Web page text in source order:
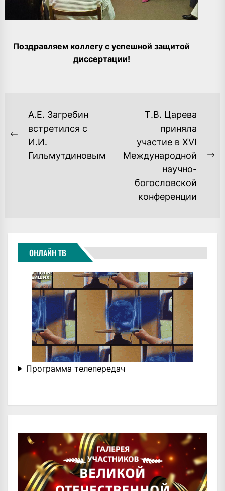
Поздравляем коллегу с успешной защитой
диссертации!
НАВИГАЦИЯ
ПО
ЗАПИСЯМ
Previous
post:
А.Е. Загребин
встретился с
И.И.
Гильмутдиновым
Т.В. Царева
приняла
участие в ХVI
Международной
научно-
богословской
конференции
ОНЛАЙН ТВ
Программа телепередач